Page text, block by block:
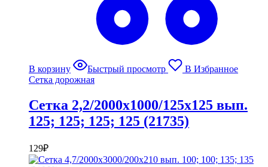
В корзину Быстрый просмотр
В Избранное
Сетка дорожная
Сетка 2,2/2000х1000/125х125 вып.
125; 125; 125; 125 (21735)
129₽